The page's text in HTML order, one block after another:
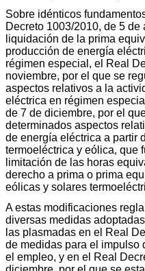
Sobre idénticos
Decreto 1003/2010, de 5
liquidación de la prima
producción de energía
régimen especial, el Real
noviembre, por el que se
aspectos relativos a la
eléctrica en régimen
de 7 de diciembre, por el
determinados aspectos
de energía eléctrica a partir
termoeléctrica y eólica, que
limitación de las horas
derecho a prima o prima
eólicas y solares
A estas modificaciones
diversas medidas
las plasmadas en el Real
de medidas para el impulso
el empleo, y en el Real